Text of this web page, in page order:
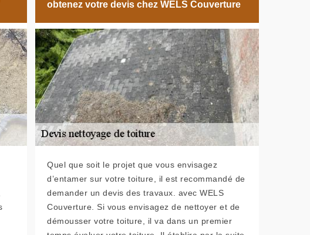
obtenez votre devis chez WELS Couverture
Quel que soit le projet que vous envisagez
d’entamer sur votre toiture, il est recommandé de
demander un devis des travaux. avec WELS
Couverture. Si vous envisagez de nettoyer et de
démousser votre toiture, il va dans un premier